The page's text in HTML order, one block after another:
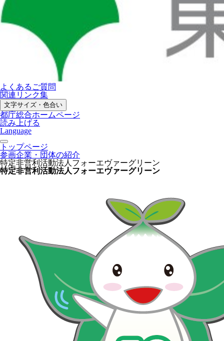
よくあるご質問
関連リンク集
文字サイズ・色合い
都庁総合ホームページ
読み上げる
Language
トップページ
参画企業・団体の紹介
特定非営利活動法人フォーエヴァーグリーン
特定非営利活動法人フォーエヴァーグリーン